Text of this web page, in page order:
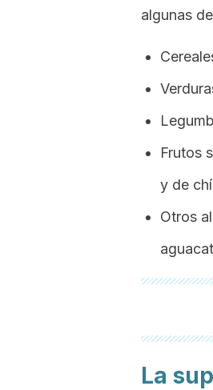
algunas
Frutos
y de
Otros
La